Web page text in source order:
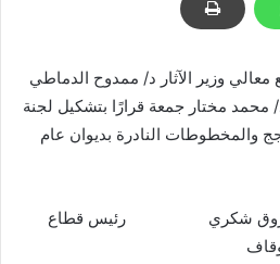
معالي وزير الآثار د/ ممدوح الدماطي
محمد مختار جمعة قرارًا بتشكيل لجنة
النادرة بديوان عام
فاروق شكري رئيس قطاع